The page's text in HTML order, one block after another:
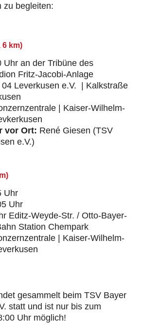
zu begleiten:
6 km)
Uhr an der Tribüne des
Fritz-Jacobi-Anlage
Leverkusen e.V. | Kalkstraße
| Kaiser-Wilhelm-
vor Ort: René Giesen (TSV
e.V.)
Uhr
Uhr
Editz-Weyde-Str. / Otto-Bayer-
Station Chempark
| Kaiser-Wilhelm-
gesammelt beim TSV Bayer
statt und ist nur bis zum
Uhr möglich!